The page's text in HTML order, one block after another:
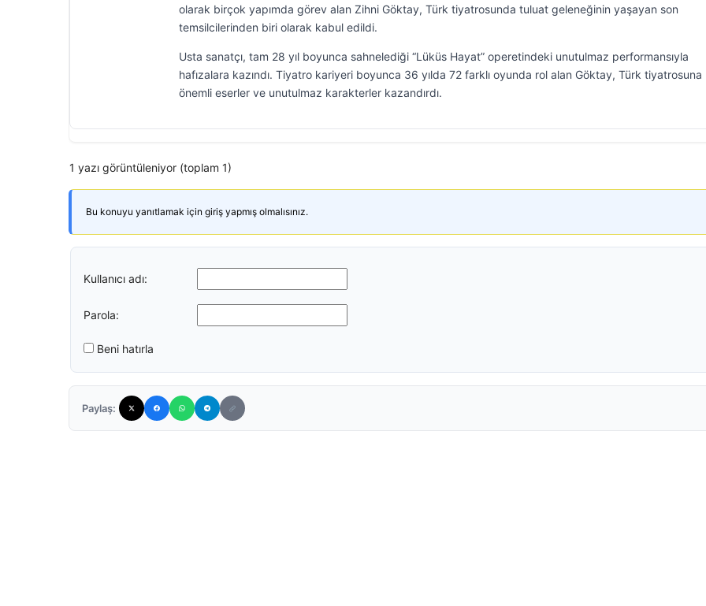
olarak birçok yapımda görev alan Zihni Göktay, Türk tiyatrosunda tuluat geleneğinin yaşayan son
temsilcilerinden biri olarak kabul edildi.
Usta sanatçı, tam 28 yıl boyunca sahnelediği “Lüküs Hayat” operetindeki unutulmaz performansıyla
hafızalara kazındı. Tiyatro kariyeri boyunca 36 yılda 72 farklı oyunda rol alan Göktay, Türk tiyatrosuna
önemli eserler ve unutulmaz karakterler kazandırdı.
1 yazı görüntüleniyor (toplam 1)
Bu konuyu yanıtlamak için giriş yapmış olmalısınız.
Kullanıcı adı:
Parola:
Beni hatırla
Paylaş: